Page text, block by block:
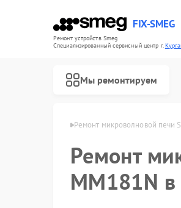
FIX-SMEG
Ремонт устройств Smeg
Специализированный cервисный центр г.
Мы ремонтируем
Ремонт микроволновой печи
Ремонт
MM181N в